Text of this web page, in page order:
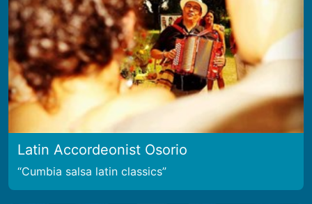
Latin Accordeonist Osorio
Cumbia salsa latin classics